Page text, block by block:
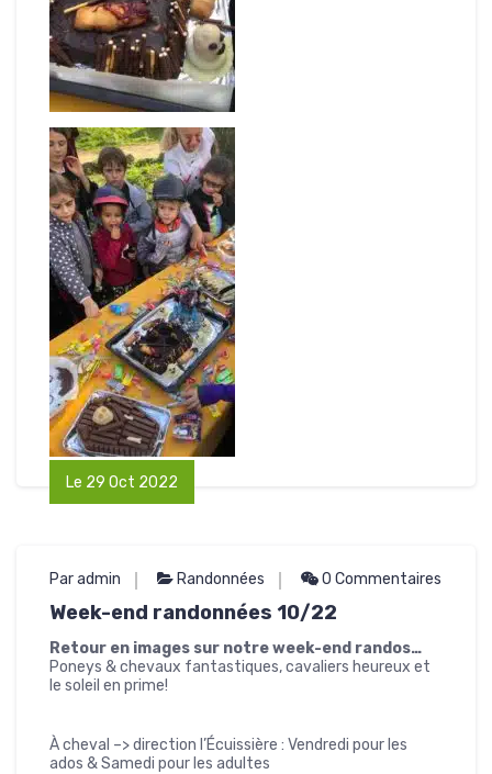
Le 29 Oct 2022
Par admin Randonnées 0 Commentaires
Week-end randonnées 10/22
Retour en images sur notre week-end randos…
Poneys & chevaux fantastiques, cavaliers heureux et
le soleil en prime!
À cheval –> direction l’Écuissière : Vendredi pour les
ados & Samedi pour les adultes